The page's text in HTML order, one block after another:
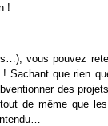
!
vous pouvez
! Sachant que rien
des
de même que